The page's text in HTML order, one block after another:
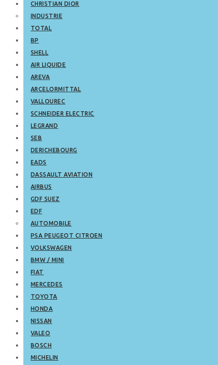
CHRISTIAN DIOR
INDUSTRIE
TOTAL
BP
SHELL
AIR LIQUIDE
AREVA
ARCELORMITTAL
VALLOUREC
SCHNEIDER ELECTRIC
LEGRAND
SEB
DERICHEBOURG
EADS
DASSAULT AVIATION
AIRBUS
GDF SUEZ
EDF
AUTOMOBILE
PSA PEUGEOT CITROEN
VOLKSWAGEN
BMW / MINI
FIAT
MERCEDES
TOYOTA
HONDA
NISSAN
VALEO
BOSCH
MICHELIN